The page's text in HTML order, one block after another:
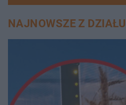
NAJNOWSZE Z